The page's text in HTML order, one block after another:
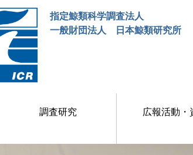
指定鯨類科学調査法人
一般財団法人 日本鯨類研究所
調査研究 広報活動・